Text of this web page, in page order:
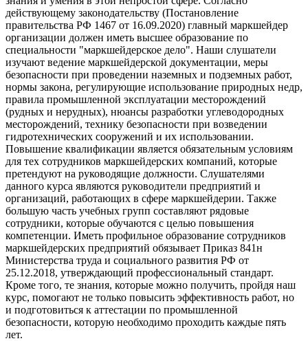
действующему законодательству (Постановление
правительства РФ 1467 от 16.09.2020) главный маркшейдер
организации должен иметь высшее образование по
специальности "маркшейдерское дело". Наши слушатели
изучают ведение маркшейдерской документации, меры
безопасности при проведении наземных и подземных работ,
нормы закона, регулирующие использование природных недр,
правила промышленной эксплуатации месторождений
(рудных и нерудных), нюансы разработки углеводородных
месторождений, технику безопасности при возведении
гидротехнических сооружений и их использовании.
Повышение квалификации является обязательным условиям
для тех сотрудников маркшейдерских компаний, которые
претендуют на руководящие должности. Слушателями
данного курса являются руководители предприятий и
организаций, работающих в сфере маркшейдерии. Также
большую часть учебных групп составляют рядовые
сотрудники, которые обучаются с целью повышения
компетенции. Иметь профильное образование сотрудников
маркшейдерских предприятий обязывает Приказ 841н
Министерства труда и социального развития РФ от
25.12.2018, утверждающий профессиональный стандарт.
Кроме того, те знания, которые можно получить, пройдя наш
курс, помогают не только повысить эффективность работ, но
и подготовиться к аттестации по промышленной
безопасности, которую необходимо проходить каждые пять
лет.